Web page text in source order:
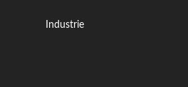
Industrie